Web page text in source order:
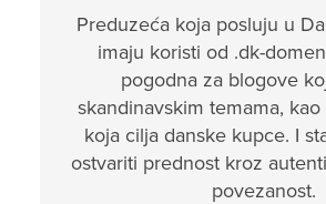
Preduzeća koja posluju u
imaju koristi od .dk-
pogodna za blogove
skandinavskim temama,
koja cilja danske kupce. I
ostvariti prednost kroz
povezanost.